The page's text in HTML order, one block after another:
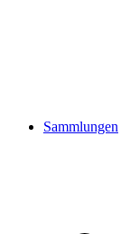
Sammlungen